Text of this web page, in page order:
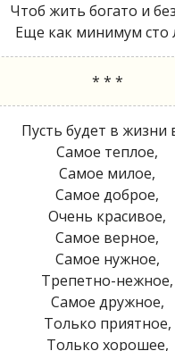
Чтоб жить богато и
Еще как минимум сто
* * *
Пусть будет в жизни
Самое теплое,
Самое милое,
Самое доброе,
Очень красивое,
Самое верное,
Самое нужное,
Трепетно-нежное,
Самое дружное,
Только приятное,
Только хорошее,